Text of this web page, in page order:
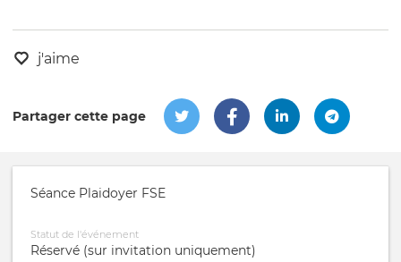
j'aime
Partager cette page
Séance Plaidoyer FSE
Statut de l'événement
Réservé (sur invitation uniquement)